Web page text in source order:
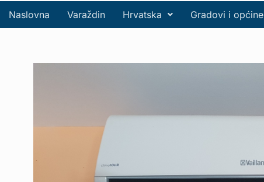
Naslovna Varaždin Hrvatska Gradovi i općine